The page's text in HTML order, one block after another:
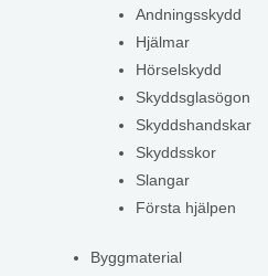
Andningsskydd
Hjälmar
Hörselskydd
Skyddsglasögon
Skyddshandskar
Skyddsskor
Slangar
Första hjälpen
Byggmaterial